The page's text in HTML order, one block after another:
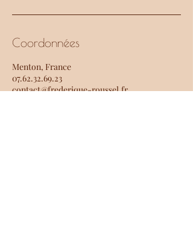
Coordonnées
Menton, France
07.62.32.69.23
contact@frederique-roussel.fr